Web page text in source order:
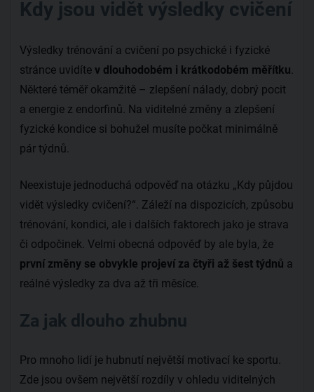
Kdy jsou vidět výsledky cvičení
Výsledky trénování a cvičení po psychické i fyzické
stránce uvidíte v dlouhodobém i krátkodobém měřítku.
Některé téměř okamžitě – zlepšení nálady, dobrý pocit
a energie z endorfinů. Na viditelné změny a zlepšení
fyzické kondice si bohužel musíte počkat minimálně
pár týdnů.
Neexistuje jednoduchá odpověď na otázku „Kdy půjdou
vidět výsledky cvičení?“. Záleží na dispozicích, způsobu
trénování, kondici, ale i dalších faktorech jako je strava
či odpočinek. Velmi obecná odpověď by ale byla, že
první změny se obvykle projeví za čtyři až šest týdnů a
reálné výsledky za dva až tři měsíce.
Za jak dlouho zhubnu
Pro mnoho lidí je hubnutí největší motivací ke sportu.
Zde jsou ovšem největší rozdíly v ohledu viditelných